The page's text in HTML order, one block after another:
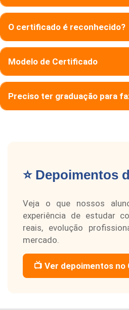
O certificado é reconhecido?
Modelo de Certificado
Preciso ter graduação para
⭐ Depoimentos
Veja o que nossos
experiência de estudar
reais, evolução
mercado.
📺 Ver depoimentos no